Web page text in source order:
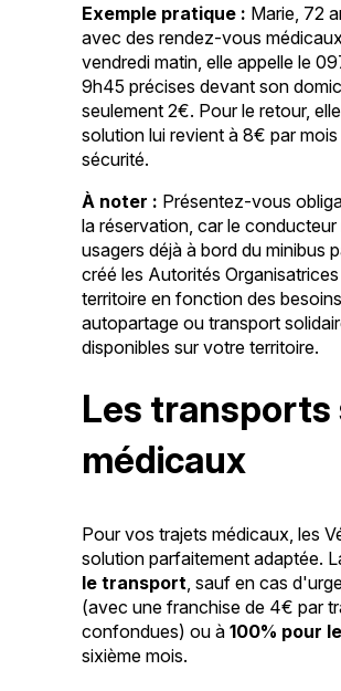
Exemple pratique : Marie, 72
avec des rendez-vous
vendredi matin, elle appelle le
9h45 précises devant son
seulement 2€. Pour le retour,
solution lui revient à 8€ par
sécurité.
À noter : Présentez-vous
la réservation, car le
usagers déjà à bord du minibus
créé les Autorités
territoire en fonction des
autopartage ou transport
disponibles sur votre territoire.
Les transports
médicaux
Pour vos trajets médicaux, les
solution parfaitement adaptée.
le transport , sauf en cas
(avec une franchise de 4€ par
confondues) ou à100% pour
sixième mois.